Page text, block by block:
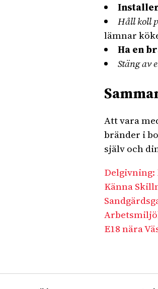
Håll koll
lämnar
Ha en
Stäng av
Att vara
bränder i
själv och
Delgivning:
Känna
E18 nära